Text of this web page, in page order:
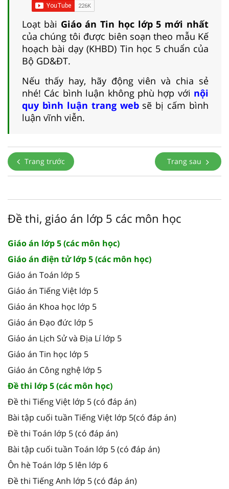
Loạt bài Giáo án Tin học lớp 5 mới nhất
của chúng tôi được biên soạn theo mẫu Kế
hoạch bài dạy (KHBD) Tin học 5 chuẩn của
Bộ GD&ĐT.
Nếu thấy hay, hãy động viên và chia sẻ
nhé! Các bình luận không phù hợp với nội
quy bình luận trang websẽ bị cấm bình
luận vĩnh viễn.
Trang trước Trang sau
Đề thi, giáo án lớp 5 các môn học
Giáo án lớp 5 (các môn học)
Giáo án điện tử lớp 5 (các môn học)
Giáo án Toán lớp 5
Giáo án Tiếng Việt lớp 5
Giáo án Khoa học lớp 5
Giáo án Đạo đức lớp 5
Giáo án Lịch Sử và Địa Lí lớp 5
Giáo án Tin học lớp 5
Giáo án Công nghệ lớp 5
Đề thi lớp 5 (các môn học)
Đề thi Tiếng Việt lớp 5 (có đáp án)
Bài tập cuối tuần Tiếng Việt lớp 5(có đáp án)
Đề thi Toán lớp 5 (có đáp án)
Bài tập cuối tuần Toán lớp 5 (có đáp án)
Ôn hè Toán lớp 5 lên lớp 6
Đề thi Tiếng Anh lớp 5 (có đáp án)